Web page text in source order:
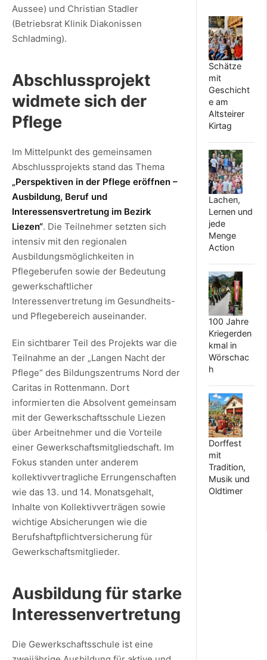
Aussee) und Christian Stadler
(Betriebsrat Klinik Diakonissen
Schladming).
Abschlussprojekt
widmete sich der
Pflege
Im Mittelpunkt des gemeinsamen
Abschlussprojekts stand das Thema
„Perspektiven in der Pflege eröffnen –
Ausbildung, Beruf und
Interessensvertretung im Bezirk
Liezen“. Die Teilnehmer setzten sich
intensiv mit den regionalen
Ausbildungsmöglichkeiten in
Pflegeberufen sowie der Bedeutung
gewerkschaftlicher
Interessenvertretung im Gesundheits-
und Pflegebereich auseinander.
Ein sichtbarer Teil des Projekts war die
Teilnahme an der „Langen Nacht der
Pflege“ des Bildungszentrums Nord der
Caritas in Rottenmann. Dort
informierten die Absolvent gemeinsam
mit der Gewerkschaftsschule Liezen
über Arbeitnehmer und die Vorteile
einer Gewerkschaftsmitgliedschaft. Im
Fokus standen unter anderem
kollektivvertragliche Errungenschaften
wie das 13. und 14. Monatsgehalt,
Inhalte von Kollektivverträgen sowie
wichtige Absicherungen wie die
Berufshaftpflichtversicherung für
Gewerkschaftsmitglieder.
Ausbildung für starke
Interessenvertretung
Die Gewerkschaftsschule ist eine
Schätze
mit
Geschicht
e am
Altsteirer
Kirtag
Lachen,
Lernen und
jede
Menge
Action
100 Jahre
Kriegerden
kmal in
Wörschac
h
Dorffest
mit
Tradition,
Musik und
Oldtimer